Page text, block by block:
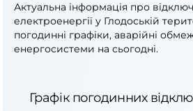
Актуальна інформація про
електроенергії у Глодоській
погодинні графіки, аварійні
енергосистеми на сьогодні.
Графік погодинних